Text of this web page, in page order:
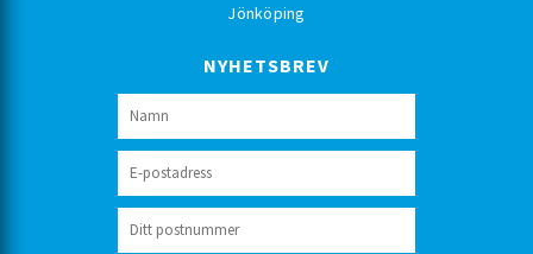
Jönköping
NYHETSBREV